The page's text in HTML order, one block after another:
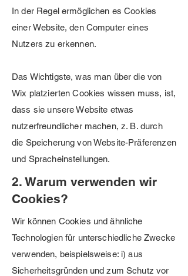
In der Regel ermöglichen es Cookies
einer Website, den Computer eines
Nutzers zu erkennen.
Das Wichtigste, was man über die von
Wix platzierten Cookies wissen muss, ist,
dass sie unsere Website etwas
nutzerfreundlicher machen, z. B. durch
die Speicherung von Website-Präferenzen
und Spracheinstellungen.
2. Warum verwenden wir
Cookies?
Wir können Cookies und ähnliche
Technologien für unterschiedliche Zwecke
verwenden, beispielsweise: i) aus
Sicherheitsgründen und zum Schutz vor